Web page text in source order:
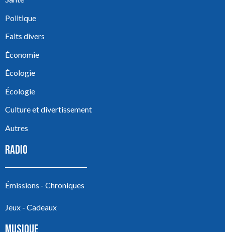
Politique
Faits divers
Économie
Écologie
Écologie
Culture et divertissement
Autres
RADIO
Émissions - Chroniques
Jeux - Cadeaux